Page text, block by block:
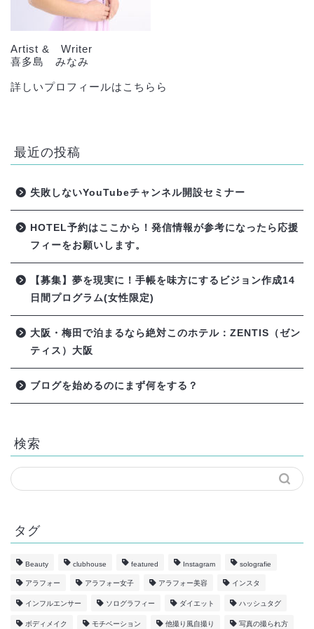
Artist & Writer
喜多島 みなみ
詳しいプロフィールはこちらら
最近の投稿
失敗しないYouTubeチャンネル開設セミナー
HOTEL予約はここから！発信情報が参考になったら応援
フィーをお願いします。
【募集】夢を現実に！手帳を味方にするビジョン作成14
日間プログラム(女性限定)
大阪・梅田で泊まるなら絶対このホテル：ZENTIS（ゼン
ティス）大阪
ブログを始めるのにまず何をする？
検索
タグ
Beauty clubhouse featured Instagram solografie
アラフォー アラフォー女子 アラフォー美容 インスタ
インフルエンサー ソログラフィー ダイエット ハッシュタグ
ボディメイク モチベーション 他撮り風自撮り 写真の撮られ方